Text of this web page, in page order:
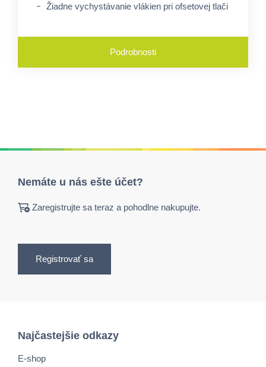
Žiadne vychystávanie vlákien pri ofsetovej tlači
Podrobnosti
Nemáte u nás ešte účet?
Zaregistrujte sa teraz a pohodlne nakupujte.
Registrovať sa
Najčastejšie odkazy
E-shop